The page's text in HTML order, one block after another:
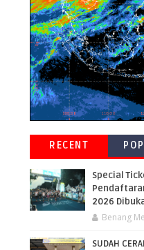
RECENT
Special
2026
Benang
SUDAH